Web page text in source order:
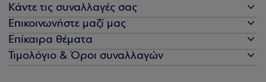
Κάντε τις συναλλαγές σας
Επικοινωνήστε μαζί μας
Επίκαιρα θέματα
Τιμολόγιο & Όροι συναλλαγών